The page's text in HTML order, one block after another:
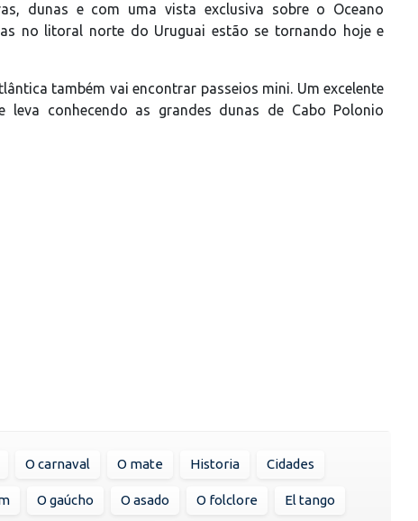
dunas e com uma vista exclusiva sobre o Oceano
no litoral norte do Uruguai estão se tornando hoje e
também vai encontrar passeios mini. Um excelente
conhecendo as grandes dunas de Cabo Polonio
O carnaval O mate Historia Cidades
O gaúcho O asado O folclore El tango